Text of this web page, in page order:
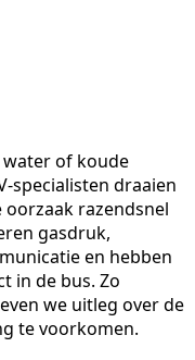
water of koude
specialisten draaien
razendsnel
gasdruk,
en hebben
in de bus. Zo
we uitleg over de
te voorkomen.